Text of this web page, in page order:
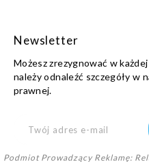
Newsletter
Możesz zrezygnować w
należy odnaleźć szczegóły w
prawnej.
Podmiot Prowadzący Reklamę: